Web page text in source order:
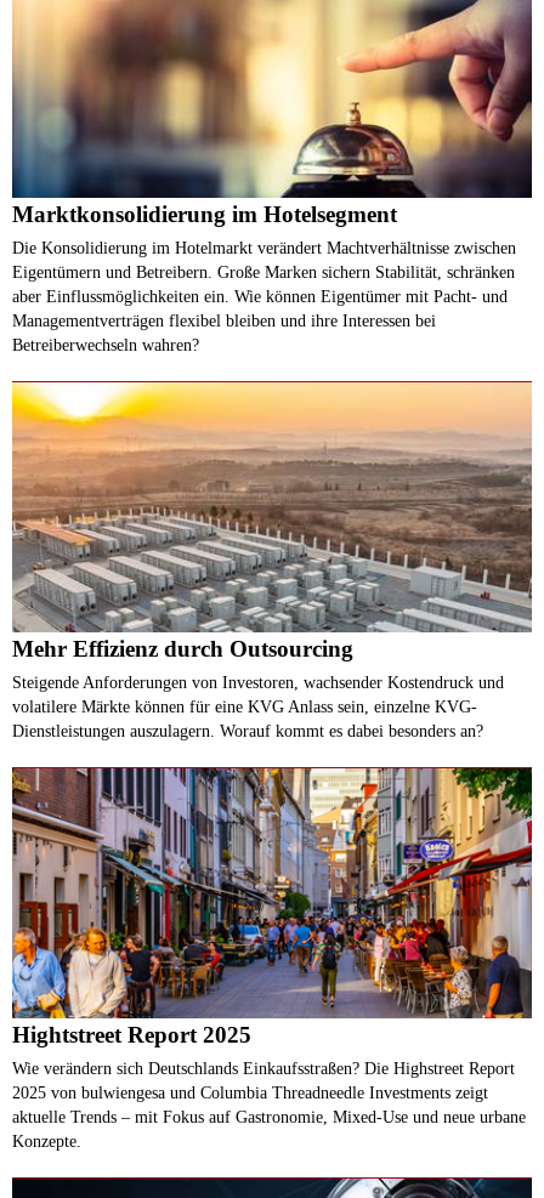
Marktkonsolidierung im Hotelsegment
Die Konsolidierung im Hotelmarkt verändert Machtverhältnisse zwischen
Eigentümern und Betreibern. Große Marken sichern Stabilität, schränken
aber Einflussmöglichkeiten ein. Wie können Eigentümer mit Pacht- und
Managementverträgen flexibel bleiben und ihre Interessen bei
Betreiberwechseln wahren?
Mehr Effizienz durch Outsourcing
Steigende Anforderungen von Investoren, wachsender Kostendruck und
volatilere Märkte können für eine KVG Anlass sein, einzelne KVG-
Dienstleistungen auszulagern. Worauf kommt es dabei besonders an?
Hightstreet Report 2025
Wie verändern sich Deutschlands Einkaufsstraßen? Die Highstreet Report
2025 von bulwiengesa und Columbia Threadneedle Investments zeigt
aktuelle Trends – mit Fokus auf Gastronomie, Mixed-Use und neue urbane
Konzepte.